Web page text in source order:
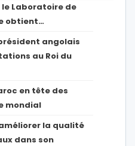
Laboratoire de
obtient…
angolais
au Roi du
en tête des
mondial
améliorer la qualité
dans son